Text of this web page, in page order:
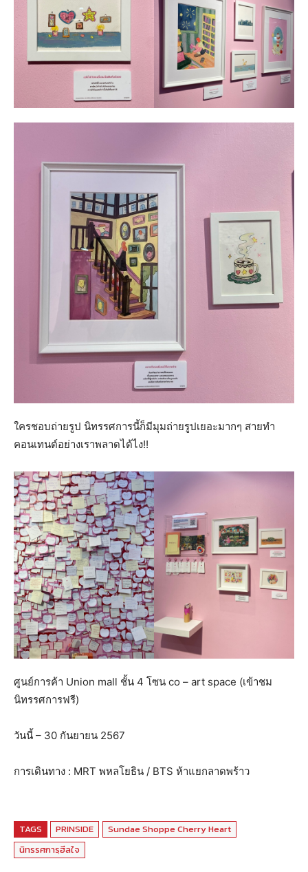
ใครชอบถ่ายรูป นิทรรศการนี้ก็มีมุมถ่ายรูปเยอะมากๆ สายทำ
คอนเทนต์อย่างเราพลาดได้ไง!!
ศูนย์การค้า Union mall ชั้น 4 โซน co – art space (เข้าชม
นิทรรศการฟรี)
วันนี้ – 30 กันยายน 2567
การเดินทาง : MRT พหลโยธิน / BTS ห้าแยกลาดพร้าว
TAGS PRINSIDE
Sundae Shoppe Cherry Heart
นิทรรศการฺฮีลใจ